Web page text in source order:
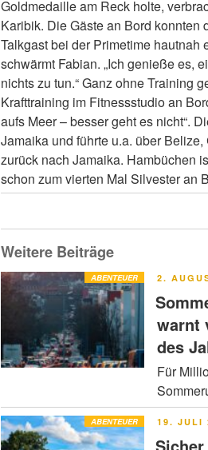
Goldmedaille am Reck holte,
Karibik. Die Gäste an Bord
Talkgast bei der Primetime hautnah
schwärmt Fabian. „Ich genieße es,
nichts zu tun.“ Ganz ohne Training
Krafttraining im Fitnessstudio an
aufs Meer – besser geht es nicht“.
Jamaika und führte u.a. über
zurück nach Jamaika. Hambüchen
schon zum vierten Mal Silvester an
Weitere Beiträge
ABENTEUER 2.
warnt
des
Für
ABENTEUER 19. JULI